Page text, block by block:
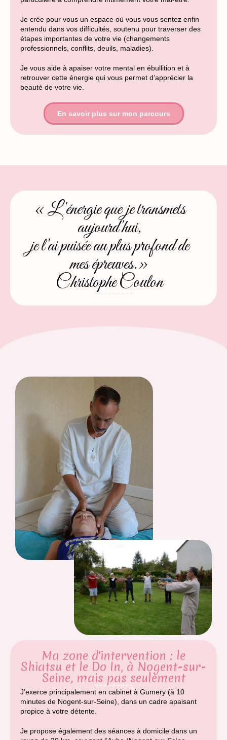
Je crée pour vous un espace où vous vous sentez enfin
entendu dans vos difficultés, soutenu pour traverser des
étapes importantes de votre vie (changements
professionnels, conflits, deuils, maladies).
Je vous aide à apaiser votre mental en ébullition et à
retrouver cette énergie qui vous permet d’apprécier la
beauté de votre vie.
En savoir plus sur mon parcours
« L'énergie que je transmets
aujourd'hui,
je l'ai puisée au plus profond de
mes épreuves.»
Christophe Coulon
Ma zone d'intervention : le
Shiatsu et le Do In, à Nogent-sur-
Seine, mais pas seulement
J’exerce principalement en cabinet à Gumery (à 10
minutes de Nogent-sur-Seine), dans un cadre apaisant
propice à votre détente.
Je propose également des séances à domicile dans un